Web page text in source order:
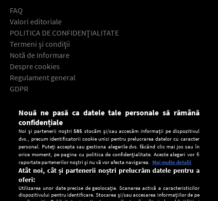
FAQ
Valori editoriale
POLITICA DE CONFIDENŢIALITATE
Termeni şi condiţii
Notă de Informare
Despre cookies
Regulament general
GDPR
Descarcă gratuit aplicaţia Europa FM pentru smartphone:
Nouă ne pasă ca datele tale personale să rămână
confidențiale
Noi și partenerii noștri585 stocăm și/sau accesăm informații pe dispozitivul
dvs., precum identificatorii cookie unici pentru prelucrarea datelor cu caracter
personal. Puteți accepta sau gestiona alegerile dvs. făcând clic mai jos sau în
orice moment, pe pagina cu politica de confidențialitate. Aceste alegeri vor fi
raportate partenerilor noștri și nu vă vor afecta navigarea. Mai multe detalii
Atât noi, cât și partenerii noștri prelucrăm datele pentru a
oferi:
Utilizarea unor date precise de geolocație. Scanarea activă a caracteristicilor
dispozitivului pentru identificare. Stocarea și/sau accesarea informațiilor de pe